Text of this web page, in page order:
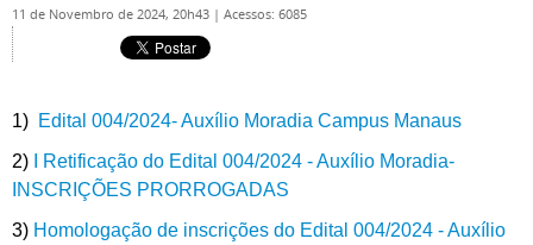
11 de Novembro de 2024, 20h43 | Acessos: 6085
1) Edital 004/2024- Auxílio Moradia Campus Manaus
2)
I Retificação do Edital 004/2024 - Auxílio Moradia-
INSCRIÇÕES PRORROGADAS
3) Homologação de inscrições do Edital 004/2024 - Auxílio